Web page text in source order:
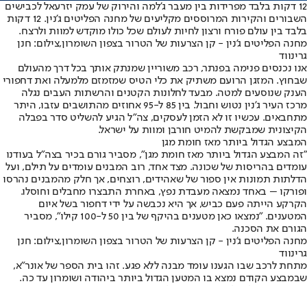
12 דקות בלבד מפרידות בין מעבר ג'למה והירוק של עמק יזרעאל לכבישים
השבורים והקירות המרוססים מקליעים של מחנה הפליטים ג'נין. 12 דקות
בלבד בין עולם פורח ורצון לחיות לעולם שכל כולו מוקדש למוות ולרצח.
מחנה הפליטים ג'נין - קן הצרעות של הטרור בצפון השומרון,צילום: חנן
גרינווד
אנו נכנסים פנימה בפנתר, רכב משוריין שמנתק אותך בכל דרך מהעולם
שבחוץ. המזגן הרועם משתיק את כלי הטיס שמזמזם מלמעלה ואת דחפורי
הענק שנוסעים למטה. מבעד לחלונות הקטנים והרשתות העבים נגלה
מרכז העיר ג'נין נטוש וחבול. בין 85 ל-95 אחוזים מהתושבים עזבו, היתר
מתחבאים. עכשיו זו לא הזמן לעסקים, צה"ל הגיע להשליט סדר בפבלה
הקיצונית שמבקשת להמיט חורבן ומוות על ישראל.
המבצע הגדול ביותר מאז חומת מגן
"זה המבצע הגדול ביותר מאז חומת מגן", מסביר גורם בכיר בצה"ל בעודנו
עומדים בהריסות של שכונה. מצד אחד, רוב המבנים עומדים על תילם, ועל
הדלתות תמונות אין ספור של שאהידים, רוצחים, אך חלק מהמבנים נהרסו
ופורקו – באחד נמצאה מעבדת נפץ, באחרת התבצרו מחבלים וחוסלו.
הקרקע הייתה פעם כביש, אך היא נכבשה על ידי דחפור בשל איום
המטענים. "נמצאו כאן מטענים בהיקף של בין 50 ל-100 קילו", מסביר
הגורם את הסכנה.
מחנה הפליטים ג'נין - קן הצרעות של הטרור בצפון השומרון,צילום: חנן
גרינווד
מתחת לרכב שבו הגענו עומד מבנה ללא פגע. זהו בית הספר של אונר"א,
שבמבצע הקודם נמצא בו המטען הגדול ביותר ביהודה ושומרון עד כה.